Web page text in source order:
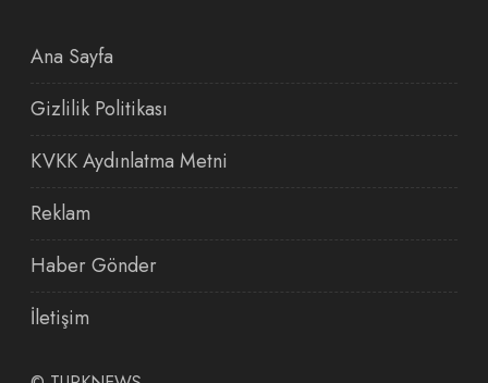
Ana Sayfa
Gizlilik Politikası
KVKK Aydınlatma Metni
Reklam
Haber Gönder
İletişim